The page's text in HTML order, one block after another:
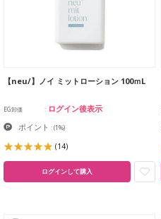
【neu/】ノイ ミットローション 100ｍL
EG卸価 ログイン後表示
ポイント :(1%)
(14)
ログインして購入